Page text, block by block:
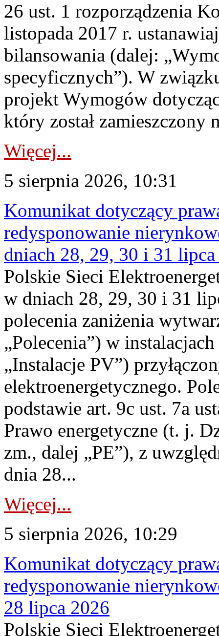
26 ust. 1 rozporządzenia
listopada 2017 r.
bilansowania (dalej:
specyficznych”). W
projekt Wymogów
który został zamieszczony
Więcej...
5 sierpnia 2026, 10:31
Komunikat dotyczący
redysponowanie
dniach 28, 29, 30 i 31
Polskie Sieci
w dniach 28, 29, 30 i 31
polecenia zaniżenia
„Polecenia”) w
„Instalacje PV”)
elektroenergetycznego.
podstawie art. 9c ust. 7a
Prawo energetyczne (t. j.
zm., dalej „PE”), z
dnia 28...
Więcej...
5 sierpnia 2026, 10:29
Komunikat dotyczący
redysponowanie
28 lipca 2026
Polskie Sieci